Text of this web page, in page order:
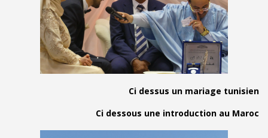
Ci dessus
Ci dessous une